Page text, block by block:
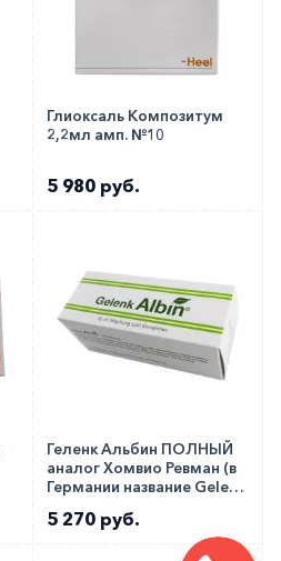
Глиоксаль Композитум
2,2мл амп. №10
5 980 руб.
Геленк Альбин ПОЛНЫЙ
аналог Хомвио Ревман (в
Германии название Gelenk
5 270 руб.